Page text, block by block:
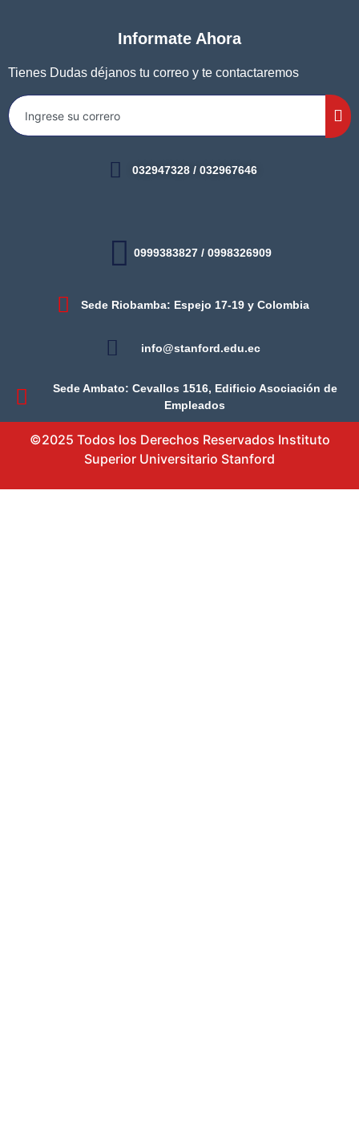
Informate Ahora
Tienes Dudas déjanos tu correo y te contactaremos
032947328 / 032967646
0999383827 / 0998326909
Sede Riobamba: Espejo 17-19 y Colombia
info@stanford.edu.ec
Sede Ambato: Cevallos 1516, Edificio Asociación de
Empleados
©2025 Todos los Derechos Reservados Instituto
Superior Universitario Stanford